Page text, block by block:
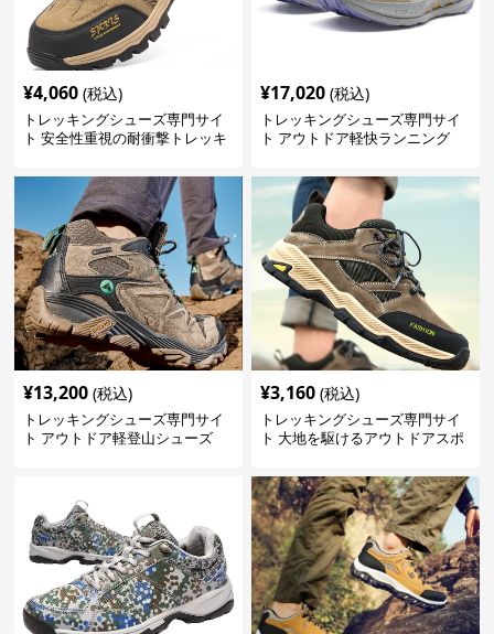
¥4,060 (税込)
トレッキングシューズ専門サイ
ト 安全性重視の耐衝撃トレッキ
¥17,020 (税込)
トレッキングシューズ専門サイ
ト アウトドア軽快ランニング
¥13,200 (税込)
トレッキングシューズ専門サイ
ト アウトドア軽登山シューズ
¥3,160 (税込)
トレッキングシューズ専門サイ
ト 大地を駆けるアウトドアスポ